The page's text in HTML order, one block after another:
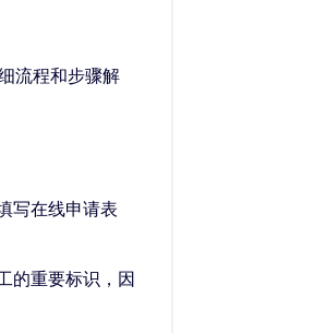
流程和步骤解
写在线申请表
的重要标识，因